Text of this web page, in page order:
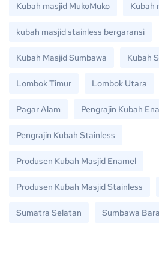
Kubah masjid MukoMuko Kubah
kubah masjid stainless bergaransi
Kubah Masjid Sumbawa Kubah
Lombok Timur Lombok Utara
Pagar Alam Pengrajin Kubah
Pengrajin Kubah Stainless
Produsen Kubah Masjid Enamel
Produsen Kubah Masjid Stainless
Sumatra Selatan Sumbawa